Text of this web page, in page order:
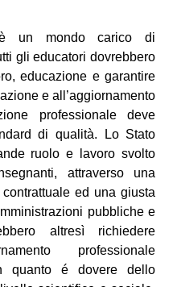
un mondo carico di
gli educatori dovrebbero
educazione e garantire
e all’aggiornamento
professionale deve
di qualità. Lo Stato
ruolo e lavoro svolto
attraverso una
ed una giusta
pubbliche e
altresì richiedere
professionale
quanto é dovere dello